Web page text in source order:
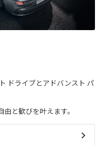
ドライブとアドバンスト パ
と歓びを叶えます。